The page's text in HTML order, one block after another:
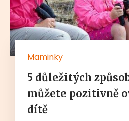
Maminky
5 důležitých
můžete pozitivně
dítě